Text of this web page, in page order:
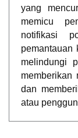
yang
memicu
notifikasi
pemantauan
melindungi
memberikan
dan
atau